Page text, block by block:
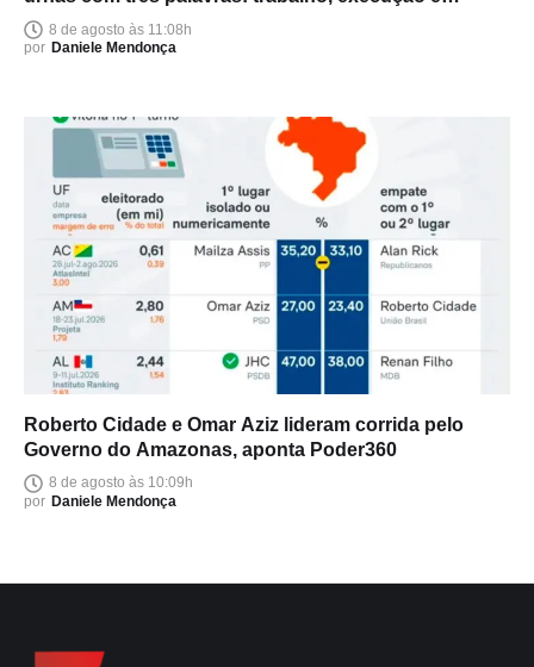
entrega
8 de agosto às 11:08h
por Daniele Mendonça
Roberto Cidade e Omar Aziz lideram corrida pelo
Governo do Amazonas, aponta Poder360
8 de agosto às 10:09h
por Daniele Mendonça